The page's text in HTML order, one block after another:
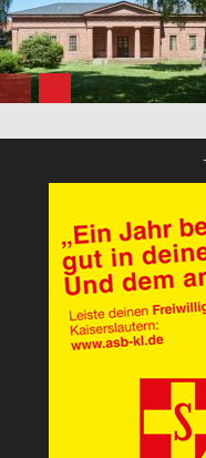
FB Kultur
AUGUST